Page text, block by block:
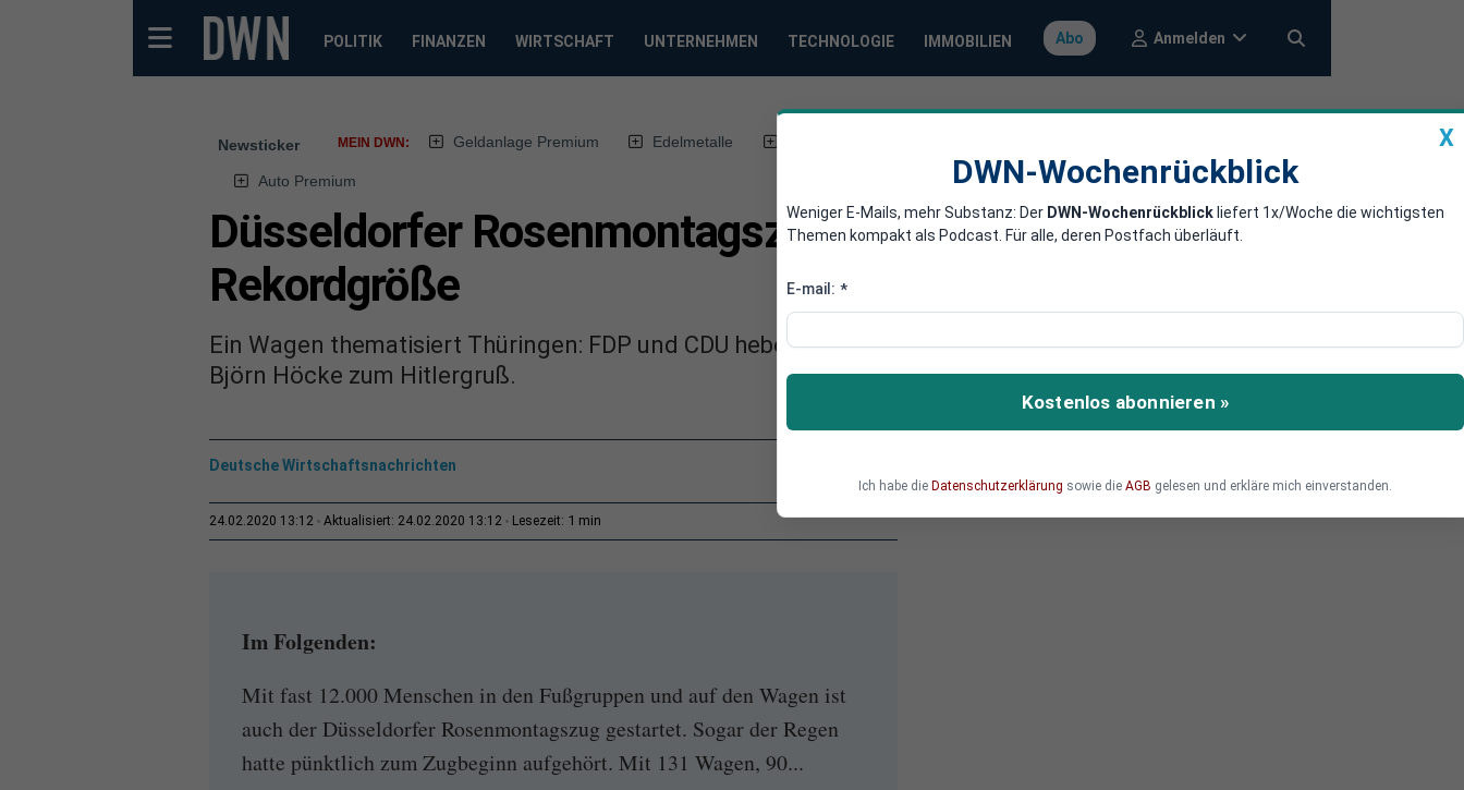
POLITIK FINANZEN WIRTSCHAFT UNTERNEHMEN TECHNOLOGIE IMMOBILIEN Abo Anmelden
Newsticker MEIN DWN: Geldanlage Premium Edelmetalle
Auto Premium
Düsseldorfer Rosenmontagszug startet mit
Rekordgröße
Ein Wagen thematisiert Thüringen: FDP und CDU heben den rechten Arm von AfD-Fraktionschef
Björn Höcke zum Hitlergruß.
Deutsche Wirtschaftsnachrichten
24.02.2020 13:12 Aktualisiert: 24.02.2020 13:12 Lesezeit: 1 min
Im Folgenden:
Mit fast 12.000 Menschen in den Fußgruppen und auf den Wagen ist
auch der Düsseldorfer Rosenmontagszug gestartet. Sogar der Regen
hatte pünktlich zum Zugbeginn aufgehört. Mit 131 Wagen, 90...
X
DWN-Wochenrückblick
Weniger E-Mails, mehr Substanz: Der DWN-Wochenrückblick liefert 1x/Woche die wichtigsten
Themen kompakt als Podcast. Für alle, deren Postfach überläuft.
E-mail: *
Kostenlos abonnieren »
Ich habe die Datenschutzerklärung sowie die AGB gelesen und erkläre mich einverstanden.